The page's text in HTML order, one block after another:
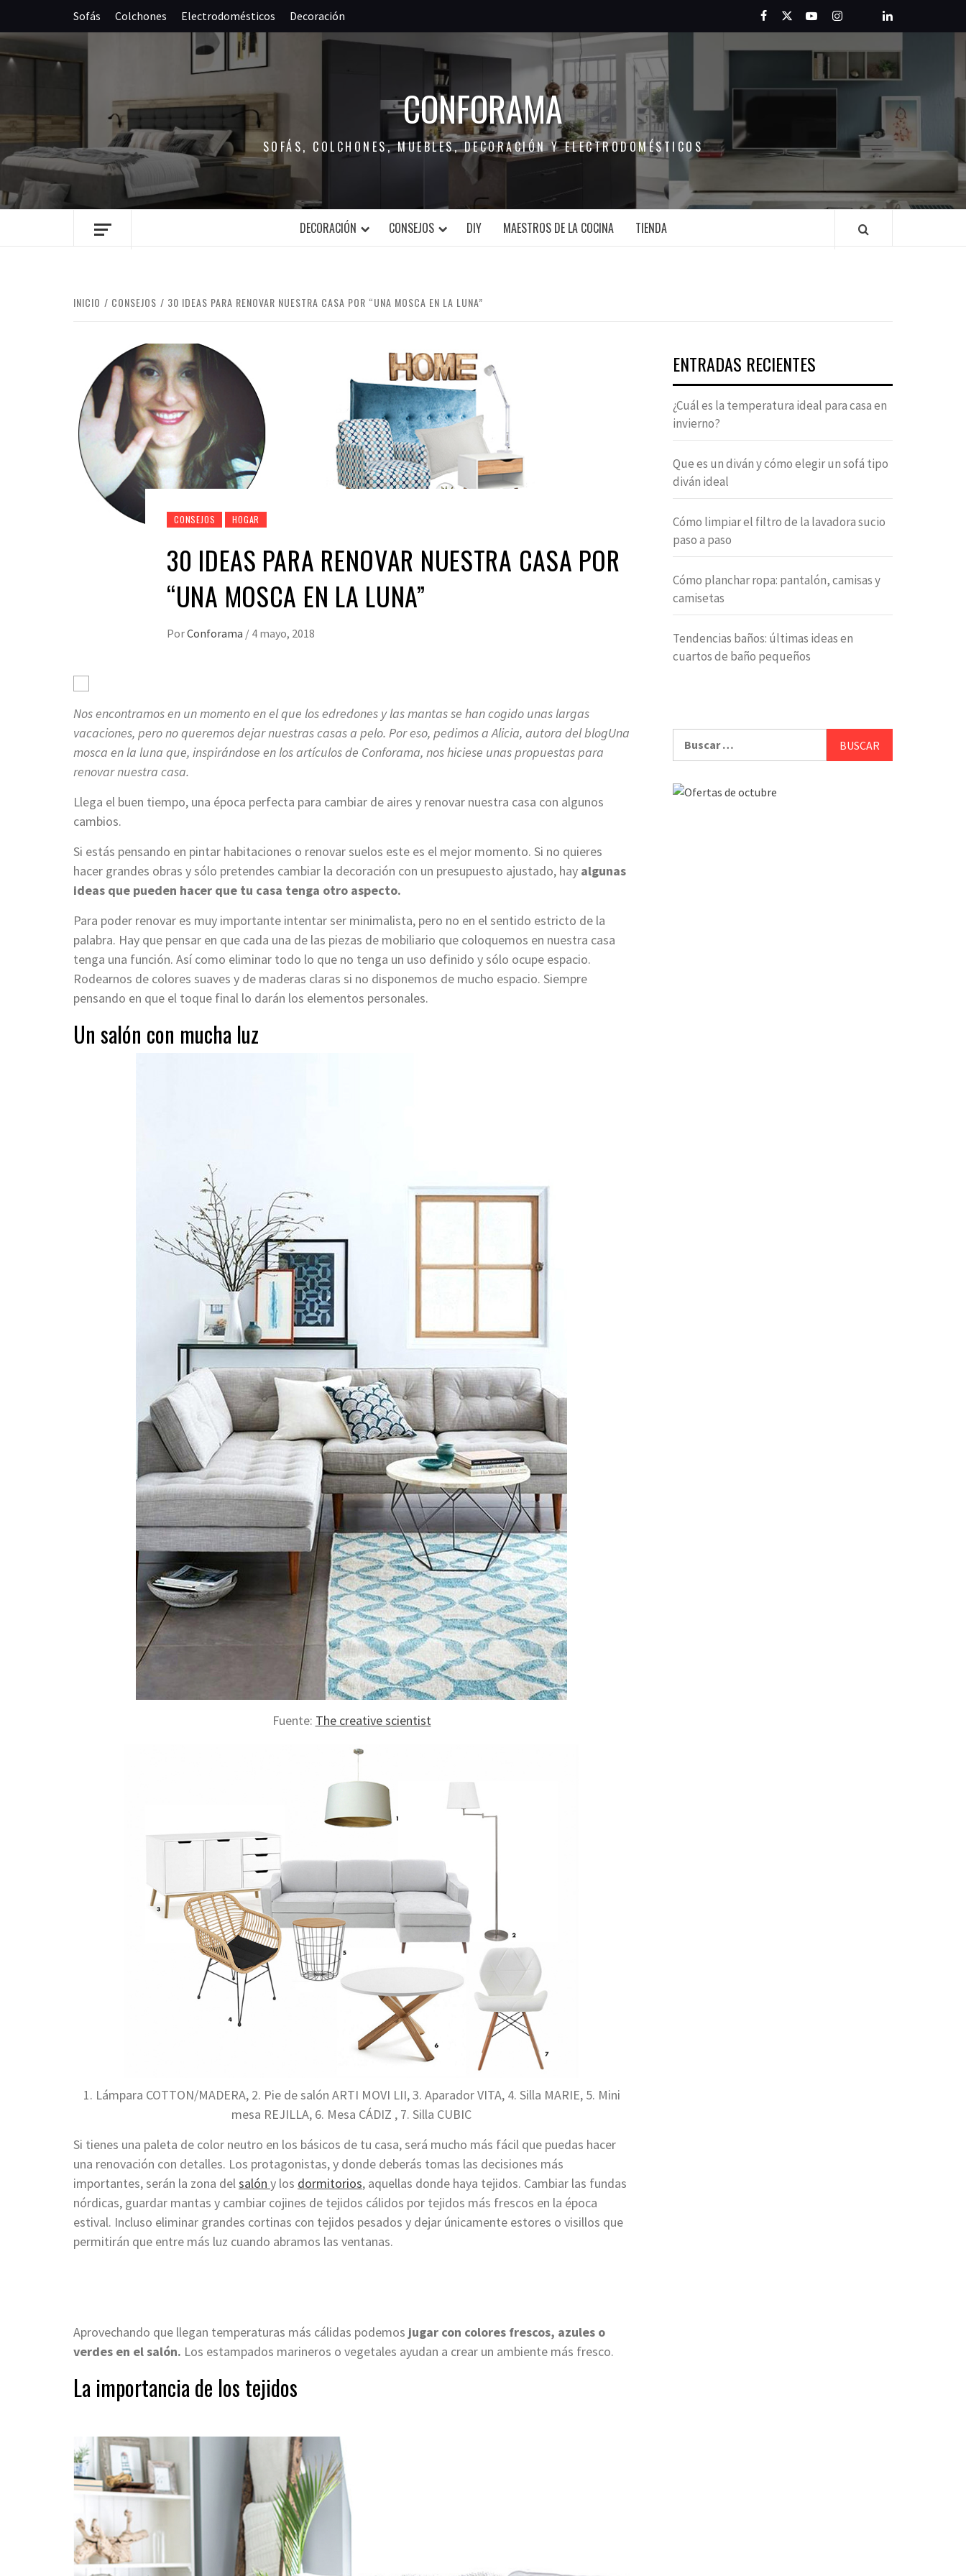
contenido
Sofás Colchones Electrodomésticos Decoración Facebook
TwitterYoutubeInstagramPinterest
LinkedIn
CONFORAMA
SOFÁS, COLCHONES, MUEBLES, DECORACIÓN Y ELECTRODOMÉSTICOS
DECORACIÓN CONSEJOS DIY MAESTROS DE LA COCINA TIENDA
INICIO CONSEJOS 30 IDEAS PARA RENOVAR NUESTRA CASA POR “UNA MOSCA EN LA LUNA”
CONSEJOS HOGAR
30 IDEAS PARA RENOVAR NUESTRA CASA POR
“UNA MOSCA EN LA LUNA”
PorConforama / 4 mayo, 2018
Nos encontramos en un momento en el que los edredones y las mantas se han cogido unas largas
vacaciones, pero no queremos dejar nuestras casas a pelo. Por eso, pedimos a Alicia, autora del blogUna
mosca en la luna que, inspirándose en los artículos de Conforama, nos hiciese unas propuestas para
renovar nuestra casa.
Llega el buen tiempo, una época perfecta para cambiar de aires y renovar nuestra casa con algunos
cambios.
Si estás pensando en pintar habitaciones o renovar suelos este es el mejor momento. Si no quieres
hacer grandes obras y sólo pretendes cambiar la decoración con un presupuesto ajustado, hay algunas
ideas que pueden hacer que tu casa tenga otro aspecto.
Para poder renovar es muy importante intentar ser minimalista, pero no en el sentido estricto de la
palabra. Hay que pensar en que cada una de las piezas de mobiliario que coloquemos en nuestra casa
tenga una función. Así como eliminar todo lo que no tenga un uso definido y sólo ocupe espacio.
Rodearnos de colores suaves y de maderas claras si no disponemos de mucho espacio. Siempre
pensando en que el toque final lo darán los elementos personales.
Un salón con mucha luz
Fuente: The creative scientist
1. Lámpara COTTON/MADERA, 2. Pie de salón ARTI MOVI LII, 3. Aparador VITA, 4. Silla MARIE, 5. Mini
mesa REJILLA, 6. Mesa CÁDIZ , 7. Silla CUBIC
Si tienes una paleta de color neutro en los básicos de tu casa, será mucho más fácil que puedas hacer
una renovación con detalles. Los protagonistas, y donde deberás tomas las decisiones más
importantes, serán la zona delsalón y los dormitorios, aquellas donde haya tejidos. Cambiar las fundas
nórdicas, guardar mantas y cambiar cojines de tejidos cálidos por tejidos más frescos en la época
estival. Incluso eliminar grandes cortinas con tejidos pesados y dejar únicamente estores o visillos que
permitirán que entre más luz cuando abramos las ventanas.
Aprovechando que llegan temperaturas más cálidas podemos jugar con colores frescos, azules o
verdes en el salón. Los estampados marineros o vegetales ayudan a crear un ambiente más fresco.
La importancia de los tejidos
ENTRADAS RECIENTES
¿Cuál es la temperatura ideal para casa en
invierno?
Que es un diván y cómo elegir un sofá tipo
diván ideal
Cómo limpiar el filtro de la lavadora sucio
paso a paso
Cómo planchar ropa: pantalón, camisas y
camisetas
Tendencias baños: últimas ideas en
cuartos de baño pequeños